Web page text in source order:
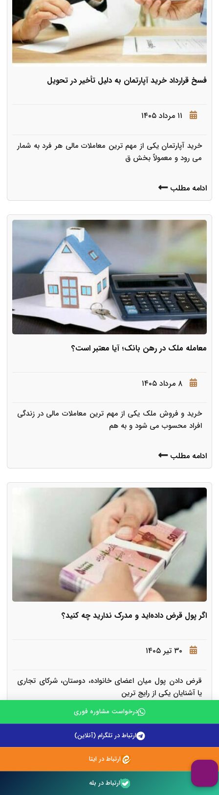
فسخ قرارداد خرید آپارتمان به دلیل تأخیر در تحویل
۱۱ مرداد ۱۴۰۵
خرید آپارتمان یکی از مهم ترین معاملات مالی هر فرد به شمار
می رود و معمولاً بخش ق
ادامه مطلب
معامله ملک در رهن بانک؛ آیا معتبر است؟
۸ مرداد ۱۴۰۵
خرید و فروش ملک یکی از مهم ترین معاملات مالی در زندگی
افراد محسوب می شود و به هم
ادامه مطلب
اگر پول قرض داده‌اید و مدرک ندارید چه کنید؟
۳۰ تیر ۱۴۰۵
قرض دادن پول میان اعضای خانواده، دوستان، شرکای تجاری
یا آشنایان یکی از رایج ترین
ادامه مطلب
درخواست مشاوره فوری
ارتباط در تلگرام (آنلاین)
ارتباط در ایتا
ارتباط در بله